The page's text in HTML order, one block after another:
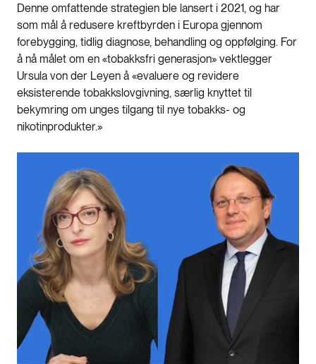
Denne omfattende strategien ble lansert i 2021, og har
som mål å redusere kreftbyrden i Europa gjennom
forebygging, tidlig diagnose, behandling og oppfølging. For
å nå målet om en «tobakksfri generasjon» vektlegger
Ursula von der Leyen å «evaluere og revidere
eksisterende tobakkslovgivning, særlig knyttet til
bekymring om unges tilgang til nye tobakks- og
nikotinprodukter.»